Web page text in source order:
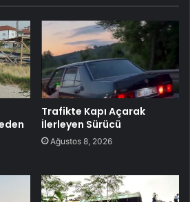
Trafikte Kapı Açarak
İlerleyen Sürücü
Ağustos 8, 2026